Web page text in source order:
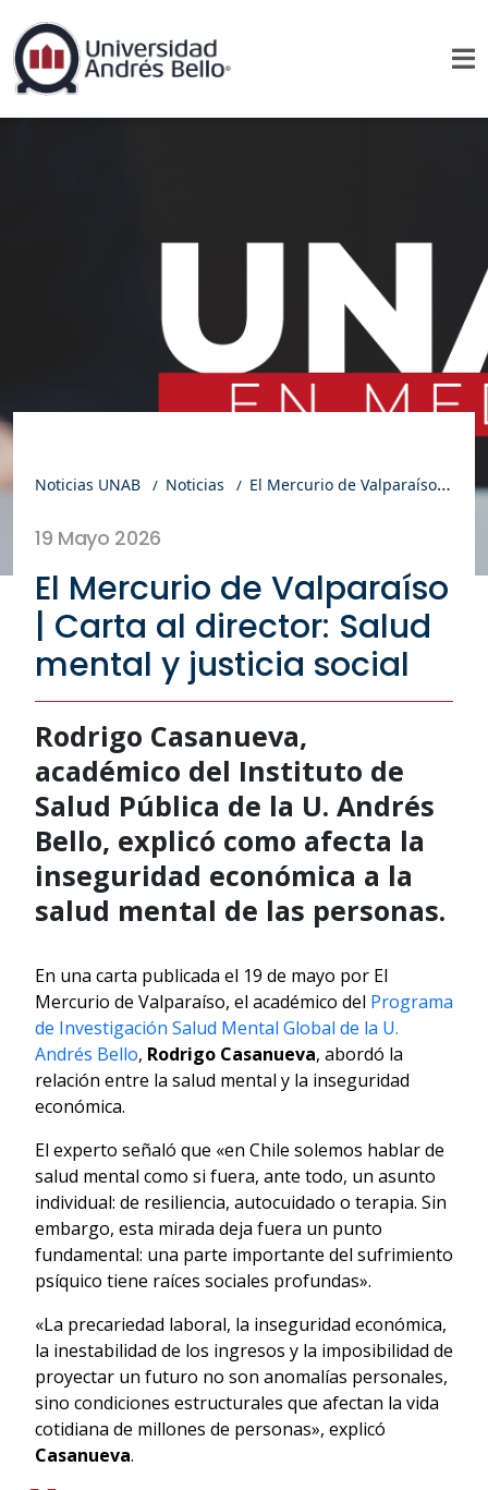
Noticias UNAB Noticias El Mercurio de Valparaíso | Carta al director: Salud mental y justicia social
19 Mayo 2026
El Mercurio de Valparaíso
| Carta al director: Salud
mental y justicia social
Rodrigo Casanueva,
académico del Instituto de
Salud Pública de la U. Andrés
Bello, explicó como afecta la
inseguridad económica a la
salud mental de las personas.
En una carta publicada el 19 de mayo por El
Mercurio de Valparaíso, el académico del Programa
de Investigación Salud Mental Global de la U.
Andrés Bello, Rodrigo Casanueva, abordó la
relación entre la salud mental y la inseguridad
económica.
El experto señaló que «en Chile solemos hablar de
salud mental como si fuera, ante todo, un asunto
individual: de resiliencia, autocuidado o terapia. Sin
embargo, esta mirada deja fuera un punto
fundamental: una parte importante del sufrimiento
psíquico tiene raíces sociales profundas».
«La precariedad laboral, la inseguridad económica,
la inestabilidad de los ingresos y la imposibilidad de
proyectar un futuro no son anomalías personales,
sino condiciones estructurales que afectan la vida
cotidiana de millones de personas», explicó
Casanueva.